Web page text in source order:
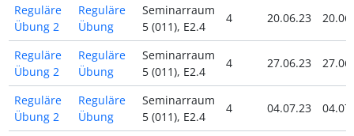
Reguläre
Übung 2
Reguläre
Übung
Seminarraum
5 (011), E2.4
4 20.06.23
Reguläre
Übung 2
Reguläre
Übung
Seminarraum
5 (011), E2.4
4 27.06.23
Reguläre
Übung 2
Reguläre
Übung
Seminarraum
5 (011), E2.4
4 04.07.23